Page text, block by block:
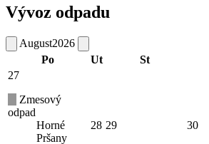
Vývoz odpadu
August2026
Po
Ut St
27
Zmesový
odpad
Horné
Pršany
28 29 30